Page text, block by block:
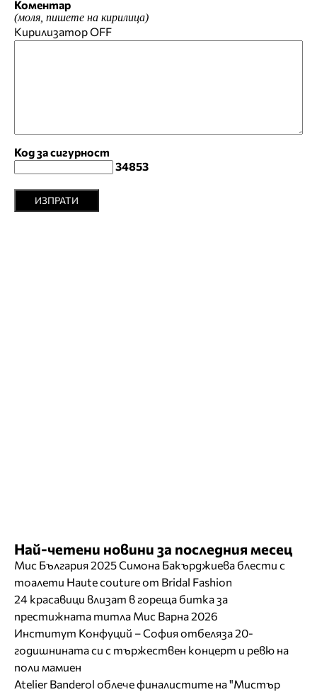
Коментар
(моля, пишете на кирилица)
КирилизаторOFF
Код за сигурност
34853
ИЗПРАТИ
Най-четени новини за последния месец
Мис България 2025 Симона Бакърджиева блести с
тоалети Haute couture от Bridal Fashion
24 красавици влизат в гореща битка за
престижната титла Мис Варна 2026
Институт Конфуций – София отбеляза 20-
годишнината си с тържествен концерт и ревю на
поли мамиен
Atelier Banderol облече финалистите на "Мистър